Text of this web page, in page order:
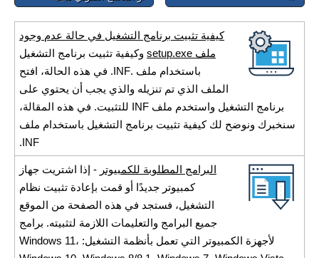
كيفية تثبيت برنامج التشغيل في حالة عدم وجود
ملف setup.exe
وكيفية تثبيت برنامج التشغيل
باستخدام ملف .INF. في هذه الحالة، افتح
الملف الذي تم تنزيله والذي يجب أن يحتوي على
برنامج التشغيل واستخدم ملف INF للتثبيت. في هذه المقالة،
سنخبرك ونوضح لك كيفية تثبيت برنامج التشغيل باستخدام ملف
INF.
البرامج المطلوبة للكمبيوتر - إذا اشتريت جهاز
كمبيوتر جديدًا أو قمت بإعادة تثبيت نظام
التشغيل، فستجد في هذه الصفحة من الموقع
جميع البرامج والتعليمات اللازمة لتثبيته. برامج
لأجهزة الكمبيوتر التي تعمل بأنظمة التشغيل: Windows 11،